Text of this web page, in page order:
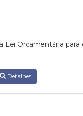
Lei Orçamentária
Detalhes